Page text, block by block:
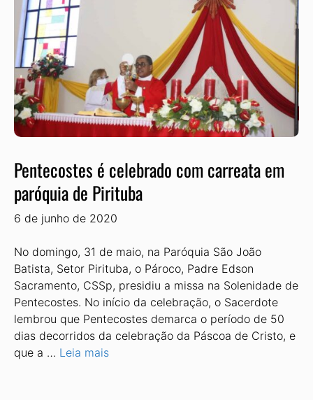
Pentecostes é celebrado com carreata em
paróquia de Pirituba
6 de junho de 2020
No domingo, 31 de maio, na Paróquia São João
Batista, Setor Pirituba, o Pároco, Padre Edson
Sacramento, CSSp, presidiu a missa na Solenidade de
Pentecostes. No início da celebração, o Sacerdote
lembrou que Pentecostes demarca o período de 50
dias decorridos da celebração da Páscoa de Cristo, e
que a … Leia mais